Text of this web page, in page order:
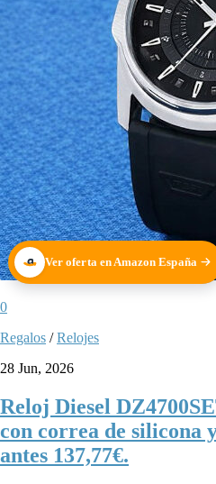
Ver oferta en Amazon España
0
Regalos /Relojes
28 Jun, 2026
Reloj Diesel
con correa de silicona
antes 137,77€.